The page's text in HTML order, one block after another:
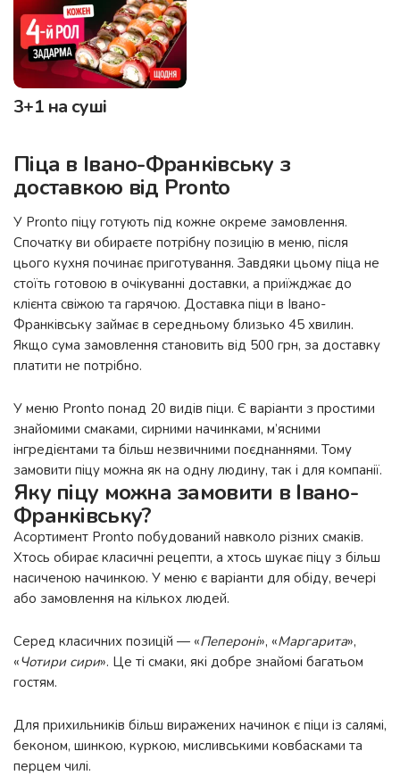
3+1 на суші
Піца в Івано-Франківську з
доставкою від Pronto
У Pronto піцу готують під кожне окреме замовлення.
Спочатку ви обираєте потрібну позицію в меню, після
цього кухня починає приготування. Завдяки цьому піца не
стоїть готовою в очікуванні доставки, а приїжджає до
клієнта свіжою та гарячою. Доставка піци в Івано-
Франківську займає в середньому близько 45 хвилин.
Якщо сума замовлення становить від 500 грн, за доставку
платити не потрібно.
У меню Pronto понад 20 видів піци. Є варіанти з простими
знайомими смаками, сирними начинками, м’ясними
інгредієнтами та більш незвичними поєднаннями. Тому
замовити піцу можна як на одну людину, так і для компанії.
Яку піцу можна замовити в Івано-
Франківську?
Асортимент Pronto побудований навколо різних смаків.
Хтось обирає класичні рецепти, а хтось шукає піцу з більш
насиченою начинкою. У меню є варіанти для обіду, вечері
або замовлення на кількох людей.
Серед класичних позицій — «Пепероні», «Маргарита»,
«Чотири сири». Це ті смаки, які добре знайомі багатьом
гостям.
Для прихильників більш виражених начинок є піци із салямі,
беконом, шинкою, куркою, мисливськими ковбасками та
перцем чилі.